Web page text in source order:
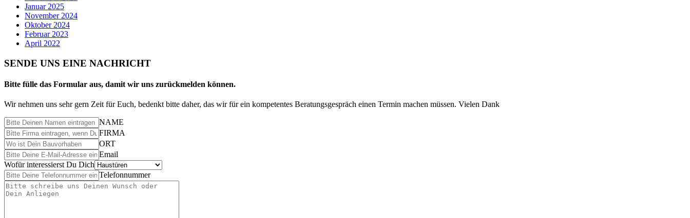
Januar 2025
November 2024
Oktober 2024
Februar 2023
April 2022
SENDE UNS EINE NACHRICHT
Bitte fülle das Formular aus, damit wir uns zurückmelden können.
Wir nehmen uns sehr gern Zeit für Euch, bedenkt bitte daher, das wir für ein kompetentes Beratungsgespräch einen Termin machen müssen. Vielen Dank
NAME
FIRMA
ORT
Email
Wofür interessierst Du Dich
Telefonnummer